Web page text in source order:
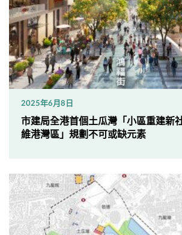
2025年6月8日
市建局全港首個土瓜灣「小區重建新
維港灣區」規劃不可或缺元素